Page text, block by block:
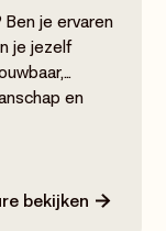
Ben je ervaren
je jezelf
en
bekijken